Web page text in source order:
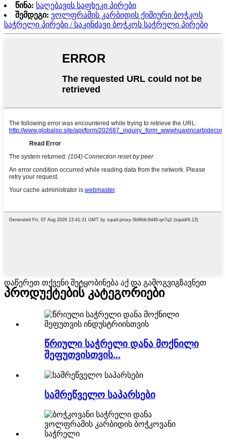
წინა: საღებავის საფხეკი პირები
შემდეგი: ვოლფრამის კარბიდის ქიმიური ბოჭკოს
საჭრელი პირები / საკინძავი ბოჭკოს საჭრელი პირები
დაწერეთ თქვენი შეტყობინება აქ და გამოგვიგზავნეთ
პროდუქტების კატეგორიები
წრიული საჭრელი დანა მოქნილი
შეფუთვისთვის...
სამრეწველო საპარსები